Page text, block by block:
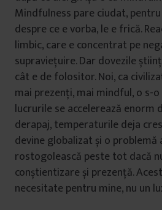
Mindfulness pare ciudat,
despre ce e vorba, le e frică.
limbic, care e concentrat pe
supraviețuire. Dar dovezile
cât e de folositor. Noi, ca
mai prezenți, mai mindful, o s-o
lucrurile se accelerează enorm
derapaj, temperaturile deja
devine globalizat și o problemă
rostogolească peste tot dacă
conștientizare și prezență.
necesitate pentru mine, nu un